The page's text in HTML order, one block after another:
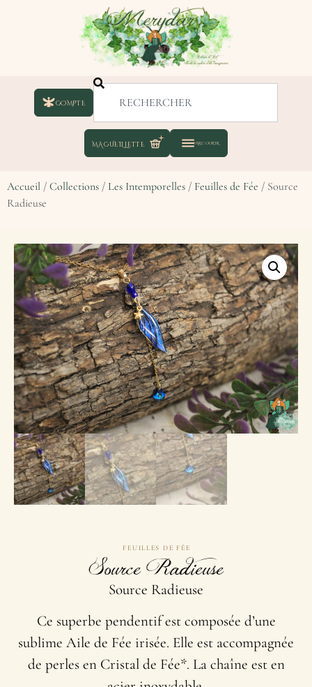
COMPTE
Accueil / Collections / Les Intemporelles / Feuilles de Fée / Source
Radieuse
FEUILLES DE FÉE
Source Radieuse
Source Radieuse
Ce superbe pendentif est composée d’une
sublime Aile de Fée irisée. Elle est accompagnée
de perles en Cristal de Fée*. La chaîne est en